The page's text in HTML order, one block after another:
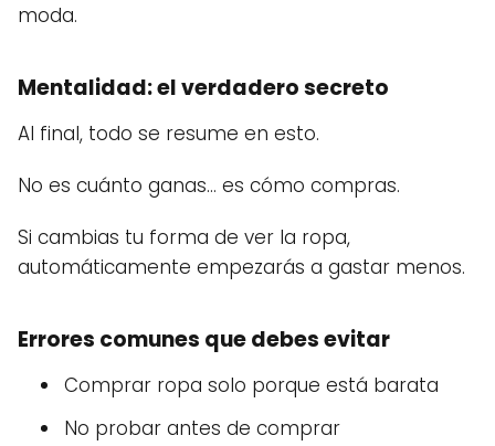
moda.
Mentalidad: el verdadero secreto
Al final, todo se resume en esto.
No es cuánto ganas… es cómo compras.
Si cambias tu forma de ver la ropa,
automáticamente empezarás a gastar menos.
Errores comunes que debes evitar
Comprar ropa solo porque está barata
No probar antes de comprar